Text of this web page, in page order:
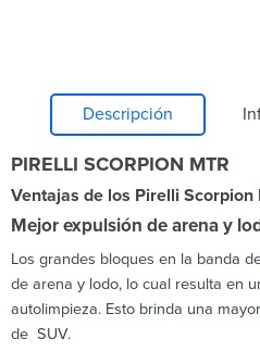
Descripción
PIRELLI SCORPION MTR
Ventajas de los Pirelli Scorpion
Mejor expulsión de arena y
Los grandes bloques en la banda
de arena y lodo, lo cual resulta en
autolimpieza. Esto brinda una
de SUV.